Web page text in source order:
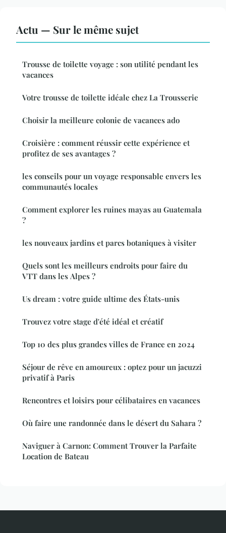
Actu — Sur le même sujet
Trousse de toilette voyage : son utilité pendant les
vacances
Votre trousse de toilette idéale chez La Trousserie
Choisir la meilleure colonie de vacances ado
Croisière : comment réussir cette expérience et
profitez de ses avantages ?
les conseils pour un voyage responsable envers les
communautés locales
Comment explorer les ruines mayas au Guatemala
?
les nouveaux jardins et parcs botaniques à visiter
Quels sont les meilleurs endroits pour faire du
VTT dans les Alpes ?
Us dream : votre guide ultime des États-unis
Trouvez votre stage d'été idéal et créatif
Top 10 des plus grandes villes de France en 2024
Séjour de rêve en amoureux : optez pour un jacuzzi
privatif à Paris
Rencontres et loisirs pour célibataires en vacances
Où faire une randonnée dans le désert du Sahara ?
Naviguer à Carnon: Comment Trouver la Parfaite
Location de Bateau